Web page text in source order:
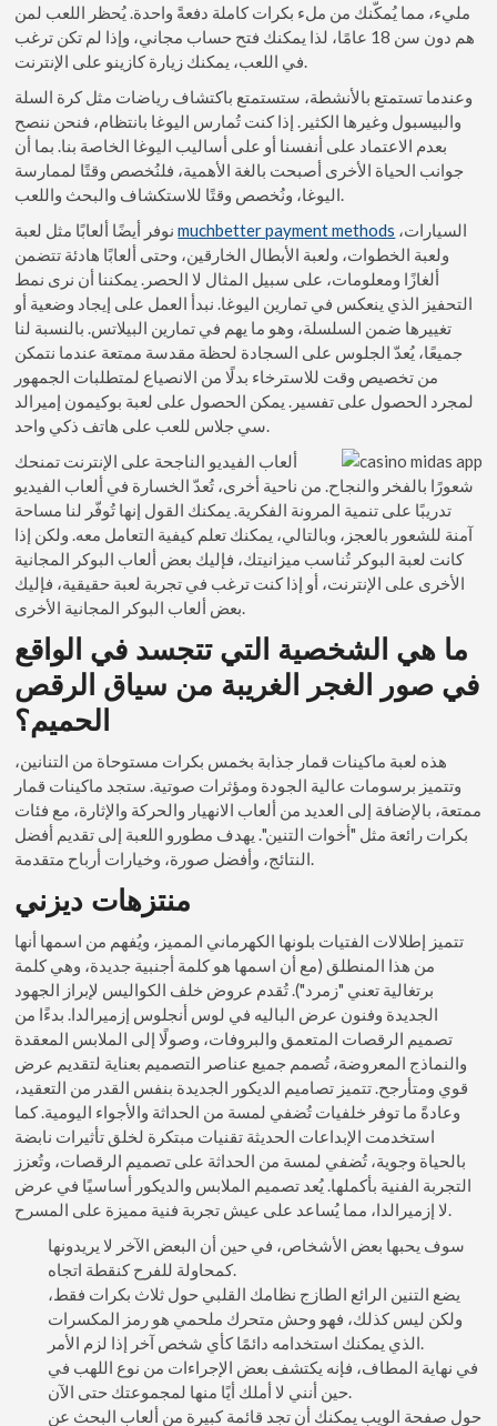
مليء، مما يُمكّنك من ملء بكرات كاملة دفعةً واحدة. يُحظر اللعب لمن
هم دون سن 18 عامًا، لذا يمكنك فتح حساب مجاني، وإذا لم تكن ترغب
وعندما تستمتع بالأنشطة، ستستمتع باكتشاف رياضات مثل كرة السلة
والبيسبول وغيرها الكثير. إذا كنت تُمارس اليوغا بانتظام، فنحن ننصح
بعدم الاعتماد على أنفسنا أو على أساليب اليوغا الخاصة بنا. بما أن
جوانب الحياة الأخرى أصبحت بالغة الأهمية، فلنُخصص وقتًا لممارسة
نوفر أيضًا ألعابًا مثل لعبةmuchbetter payment methods
ولعبة الخطوات، ولعبة الأبطال الخارقين، وحتى ألعابًا هادئة تتضمن
ألغازًا ومعلومات، على سبيل المثال لا الحصر. يمكننا أن نرى نمط
التحفيز الذي ينعكس في تمارين اليوغا. نبدأ العمل على إيجاد وضعية أو
تغييرها ضمن السلسلة، وهو ما يهم في تمارين البيلاتس. بالنسبة لنا
جميعًا، يُعدّ الجلوس على السجادة لحظة مقدسة ممتعة عندما نتمكن
من تخصيص وقت للاسترخاء بدلًا من الانصياع لمتطلبات الجمهور
لمجرد الحصول على تفسير. يمكن الحصول على لعبة بوكيمون إميرالد
ألعاب الفيديو الناجحة على الإنترنت تمنحك
شعورًا بالفخر والنجاح. من ناحية أخرى، تُعدّ الخسارة في ألعاب الفيديو
تدريبًا على تنمية المرونة الفكرية. يمكنك القول إنها تُوفّر لنا مساحة
آمنة للشعور بالعجز، وبالتالي، يمكنك تعلم كيفية التعامل معه. ولكن إذا
كانت لعبة البوكر تُناسب ميزانيتك، فإليك بعض ألعاب البوكر المجانية
الأخرى على الإنترنت، أو إذا كنت ترغب في تجربة لعبة حقيقية، فإليك
ما هي الشخصية التي تتجسد في الواقع
في صور الغجر الغريبة من سياق الرقص
الحميم؟
هذه لعبة ماكينات قمار جذابة بخمس بكرات مستوحاة من التنانين،
وتتميز برسومات عالية الجودة ومؤثرات صوتية. ستجد ماكينات قمار
ممتعة، بالإضافة إلى العديد من ألعاب الانهيار والحركة والإثارة، مع فئات
بكرات رائعة مثل "أخوات التنين". يهدف مطورو اللعبة إلى تقديم أفضل
منتزهات ديزني
تتميز إطلالات الفتيات بلونها الكهرماني المميز، ويُفهم من اسمها أنها
من هذا المنطلق (مع أن اسمها هو كلمة أجنبية جديدة، وهي كلمة
برتغالية تعني "زمرد"). تُقدم عروض خلف الكواليس لإبراز الجهود
الجديدة وفنون عرض الباليه في لوس أنجلوس إزميرالدا. بدءًا من
تصميم الرقصات المتعمق والبروفات، وصولًا إلى الملابس المعقدة
والنماذج المعروضة، تُصمم جميع عناصر التصميم بعناية لتقديم عرض
قوي ومتأرجح. تتميز تصاميم الديكور الجديدة بنفس القدر من التعقيد،
وعادةً ما توفر خلفيات تُضفي لمسة من الحداثة والأجواء اليومية. كما
استخدمت الإبداعات الحديثة تقنيات مبتكرة لخلق تأثيرات نابضة
بالحياة وجوية، تُضفي لمسة من الحداثة على تصميم الرقصات، وتُعزز
التجربة الفنية بأكملها. يُعد تصميم الملابس والديكور أساسيًا في عرض
سوف يحبها بعض الأشخاص، في حين أن البعض الآخر لا يريدونها
كمحاولة للفرح كنقطة اتجاه.
يضع التنين الرائع الطازج نظامك القلبي حول ثلاث بكرات فقط،
ولكن ليس كذلك، فهو وحش متحرك ملحمي هو رمز المكسرات
في نهاية المطاف، فإنه يكتشف بعض الإجراءات من نوع اللهب في
حول صفحة الويب يمكنك أن تجد قائمة كبيرة من ألعاب البحث عن